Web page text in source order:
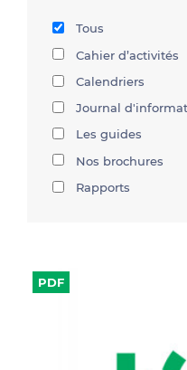
Tous
Cahier d’activités
Calendriers
Journal
Les guides
Nos brochures
Rapports
PDF